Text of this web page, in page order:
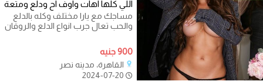
اللي كلها اهات واوف اح ودلع ومتعة
مساجك مع يارا مختلف وكله بالدلع
والحب تعال جرب انواع الدلع والروقان
900 جنيه
القاهرة، مدينه نصر